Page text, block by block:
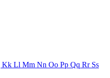
Kk Ll Mm Nn Oo Pp Qq Rr Ss